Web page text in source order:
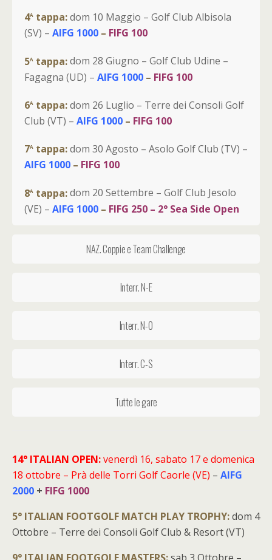
4a tappa:dom 10 Maggio – Golf Club Albisola
(SV) – AIFG 1000 – FIFG 100
5a tappa:dom 28 Giugno – Golf Club Udine –
Fagagna (UD) – AIFG 1000 – FIFG 100
6a tappa:dom 26 Luglio – Terre dei Consoli Golf
Club (VT) – AIFG 1000 – FIFG 100
7a tappa:dom 30 Agosto – Asolo Golf Club (TV) –
AIFG 1000 – FIFG 100
8a tappa:dom 20 Settembre – Golf Club Jesolo
(VE) – AIFG 1000 – FIFG 250 – 2° Sea Side Open
NAZ. Coppie e Team Challenge
Interr. N-E
Interr. N-O
Interr. C-S
Tutte le gare
14° ITALIAN OPEN:venerdì 16, sabato 17 e domenica
18 ottobre – Prà delle Torri Golf Caorle (VE) – AIFG
2000 + FIFG 1000
5° ITALIAN FOOTGOLF MATCH PLAY TROPHY:dom 4
Ottobre – Terre dei Consoli Golf Club & Resort (VT)